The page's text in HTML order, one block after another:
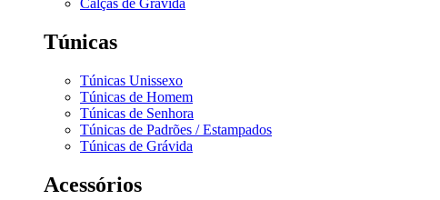
Calças de Grávida
Túnicas
Túnicas Unissexo
Túnicas de Homem
Túnicas de Senhora
Túnicas de Padrões / Estampados
Túnicas de Grávida
Acessórios